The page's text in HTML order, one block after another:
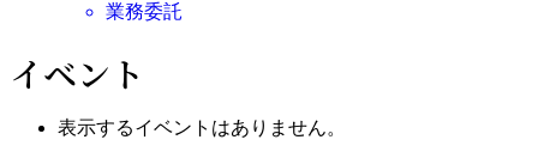
業務委託
イベント
表示するイベントはありません。